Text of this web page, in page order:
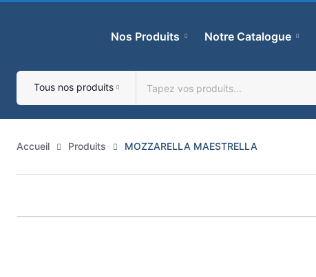
Nos Produits Notre Catalogue
Tous nos produits
Accueil Produits MOZZARELLA MAESTRELLA